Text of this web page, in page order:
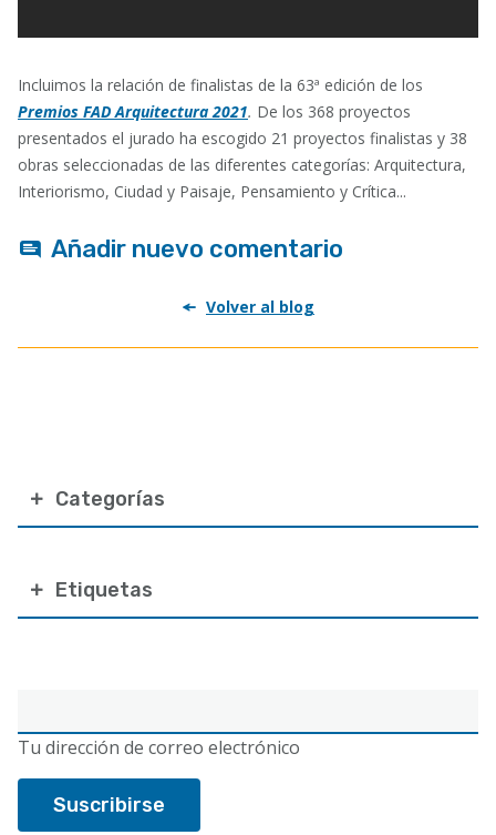
electrónico
Tu dirección de correo electrónico
Categorías
Etiquetas
Incluimos la relación de finalistas de la 63ª edición de los
Premios FAD Arquitectura 2021. De los 368 proyectos
presentados el jurado ha escogido 21 proyectos finalistas y 38
obras seleccionadas de las diferentes categorías: Arquitectura,
Interiorismo, Ciudad y Paisaje, Pensamiento y Crítica...
Añadir nuevo comentario
Volver al blog